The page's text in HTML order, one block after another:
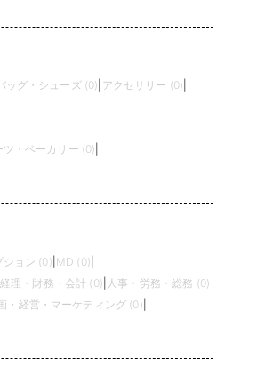
ッグ・シューズ (0) アクセサリー (0)
ツ・ベーカリー (0)
ション (0) MD (0)
|経理・財務・会計 (0) 人事・労務・総務 (0)
・経営・マーケティング (0)